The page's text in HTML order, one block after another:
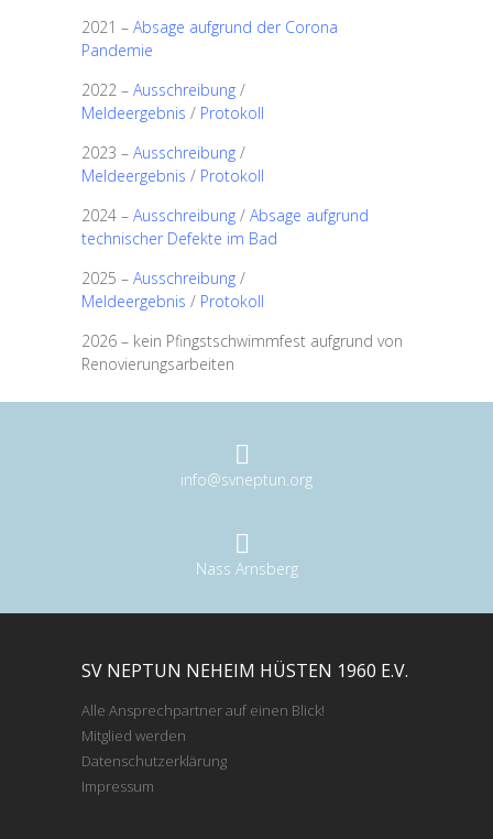
2021 – Absage aufgrund der Corona
Pandemie
2022 – Ausschreibung /
Meldeergebnis / Protokoll
2023 – Ausschreibung /
Meldeergebnis / Protokoll
2024 – Ausschreibung / Absage aufgrund
technischer Defekte im Bad
2025 – Ausschreibung /
Meldeergebnis / Protokoll
2026 – kein Pfingstschwimmfest aufgrund von
Renovierungsarbeiten
info@svneptun.org
Nass Arnsberg
SV NEPTUN NEHEIM HÜSTEN 1960 E.V.
Alle Ansprechpartner auf einen Blick!
Mitglied werden
Datenschutzerklärung
Impressum